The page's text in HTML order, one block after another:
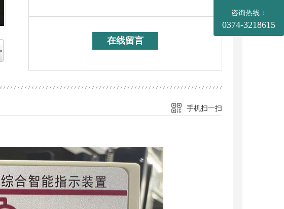
在线留言
手机扫一扫
咨询热线：
0374-3218615